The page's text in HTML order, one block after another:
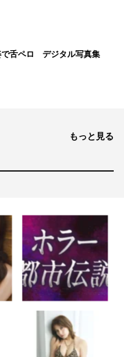
ャーロック・ホーム
リスト伯－華麗なる
で舌ペロ デジタル写真集
もっと見る